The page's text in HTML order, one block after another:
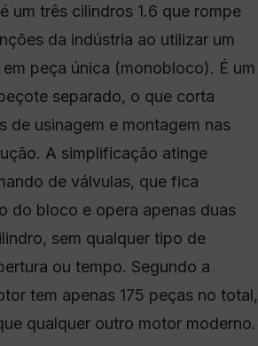
um três cilindros 1.6 que rompe
da indústria ao utilizar um
peça única (monobloco). É um
separado, o que corta
de usinagem e montagem nas
A simplificação atinge
de válvulas, que fica
do bloco e opera apenas duas
sem qualquer tipo de
ou tempo. Segundo a
tem apenas 175 peças no total,
qualquer outro motor moderno.